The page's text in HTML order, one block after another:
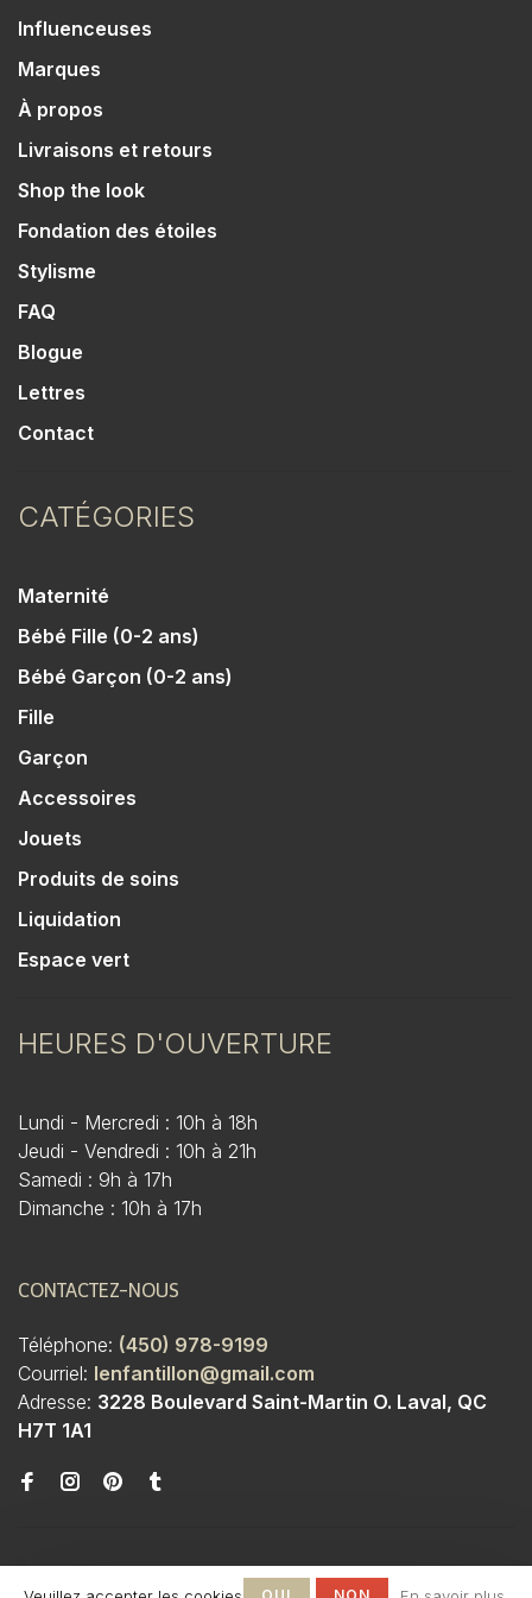
Influenceuses
Marques
À propos
Livraisons et retours
Shop the look
Fondation des étoiles
Stylisme
FAQ
Blogue
Lettres
Contact
CATÉGORIES
Maternité
Bébé Fille (0-2 ans)
Bébé Garçon (0-2 ans)
Fille
Garçon
Accessoires
Jouets
Produits de soins
Liquidation
Espace vert
HEURES D'OUVERTURE
Lundi - Mercredi : 10h à 18h
Jeudi - Vendredi : 10h à 21h
Samedi : 9h à 17h
Dimanche : 10h à 17h
CONTACTEZ-NOUS
Téléphone: (450) 978-9199
Courriel: lenfantillon@gmail.com
Adresse: 3228 Boulevard Saint-Martin O. Laval, QC
H7T 1A1